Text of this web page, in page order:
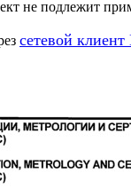
сетевой клиент